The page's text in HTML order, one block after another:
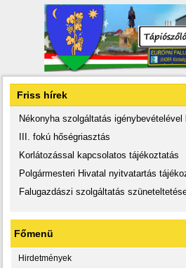
Friss hírek
Nékonyha szolgáltatás
III. fokú hőségriasztás
Korlátozással kapcsolatos tájékoztatás
Polgármesteri Hivatal nyitvatartás
Falugazdászi szolgáltatás
Főmenü
Hirdetmények